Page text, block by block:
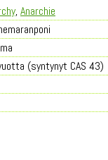
, Anarchie
(syntynyt CAS 43)